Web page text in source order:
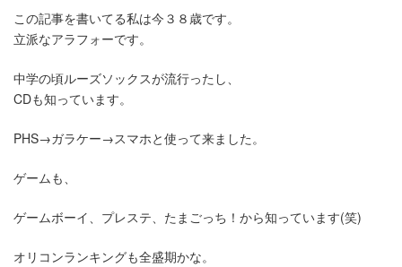
この記事を書いてる私は今３８歳です。
立派なアラフォーです。
中学の頃ルーズソックスが流行ったし、
CDも知っています。
PHS→ガラケー→スマホと使って来ました。
ゲームも、
ゲームボーイ、プレステ、たまごっち！から知っています(笑)
オリコンランキングも全盛期かな。